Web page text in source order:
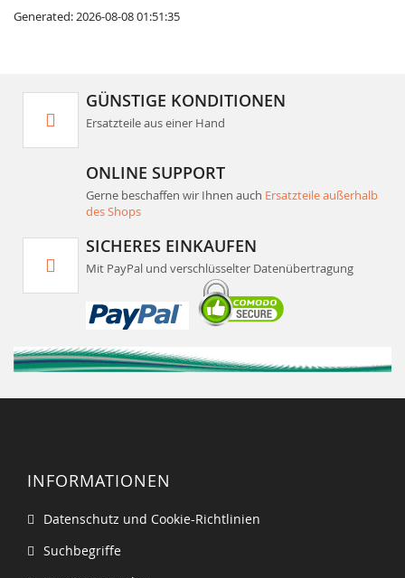
Generated: 2026-08-08 01:51:35
GÜNSTIGE KONDITIONEN
Ersatzteile aus einer Hand
ONLINE SUPPORT
Gerne beschaffen wir Ihnen auch Ersatzteile außerhalb
des Shops
SICHERES EINKAUFEN
Mit PayPal und verschlüsselter Datenübertragung
INFORMATIONEN
Datenschutz und Cookie-Richtlinien
Suchbegriffe